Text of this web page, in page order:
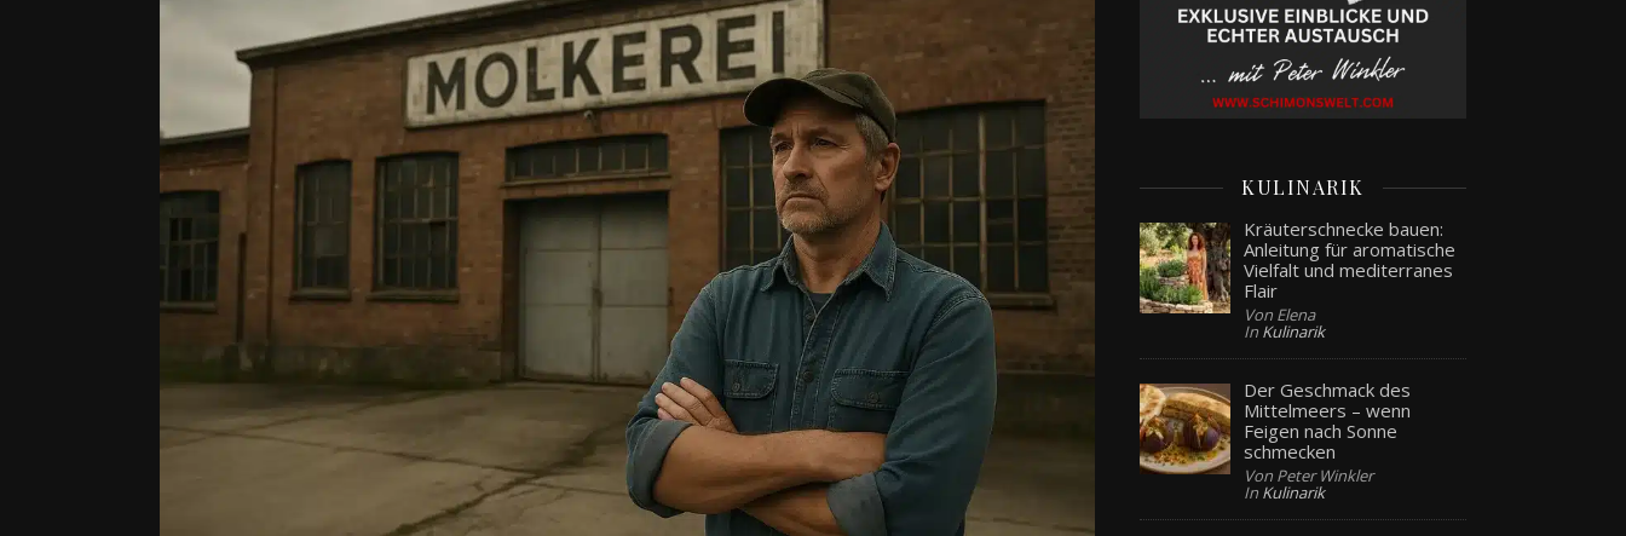
KULINARIK
Kräuterschnecke bauen:
Anleitung für aromatische
Vielfalt und mediterranes
Flair
Von Elena
In Kulinarik
Der Geschmack des
Mittelmeers – wenn
Feigen nach Sonne
schmecken
Von Peter Winkler
In Kulinarik